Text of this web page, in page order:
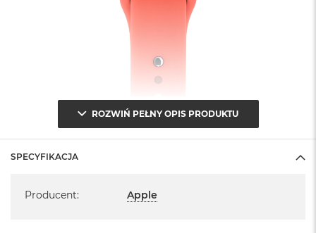
ROZWIŃ PEŁNY OPIS PRODUKTU
SPECYFIKACJA
Producent: Apple